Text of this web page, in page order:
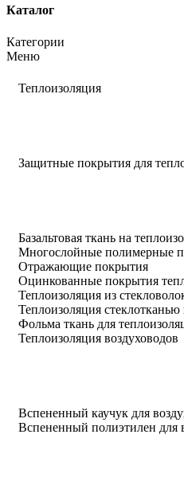
Каталог
Категории
Меню
Теплоизоляция
Защитные покрытия для
Базальтовая ткань на
Многослойные полимерные
Отражающие покрытия
Оцинкованные покрытия
Теплоизоляция из
Теплоизоляция стеклотканью
Фольма ткань для
Теплоизоляция воздуховодов
Вспененный каучук для
Вспененный полиэтилен для